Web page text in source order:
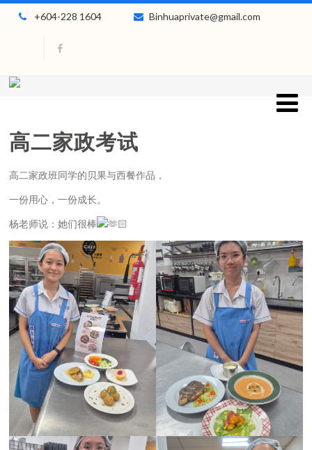
+604-228 1604 Binhuaprivate@gmail.com
高二家政考试
高二家政班同学的贝果与西餐作品，
一份用心，一份成长。
杨老师说：她们很棒